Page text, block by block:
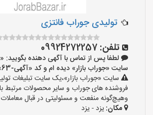
تولیدی جوراب فانتزی
تلفن: 09924272257
لطفا پس از تماس با آگهی دهنده بگویید:
سایت «جوراب بازار» دیده ام و کد «آگهی-63» را اعلام کنید»
سایت «جوراب بازار»،یک سایت تبلیغات
فروشنده های جوراب و سایر محصولات مرتبط
وهیچ‌گونه منفعت و مسئولیتی در قبال
مکان:یزد - یزد